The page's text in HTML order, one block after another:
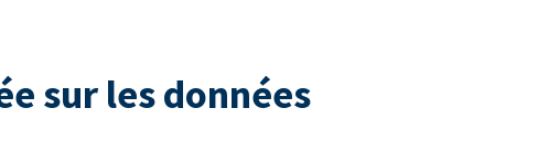
sur les données